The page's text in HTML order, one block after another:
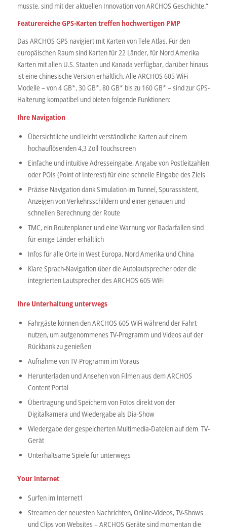
musste, sind mit der aktuellen Innovation von ARCHOS Geschichte.“
Featurereiche GPS-Karten treffen hochwertigen PMP
Das ARCHOS GPS navigiert mit Karten von Tele Atlas. Für den
europäischen Raum sind Karten für 22 Länder, für Nord Amerika
Karten mit allen U.S. Staaten und Kanada verfügbar, darüber hinaus
ist eine chinesische Version erhältlich. Alle ARCHOS 605 WiFi
Modelle – von 4 GB*, 30 GB*, 80 GB* bis zu 160 GB* – sind zur GPS-
Halterung kompatibel und bieten folgende Funktionen:
IhreNavigation
Übersichtliche und leicht verständliche Karten auf einem
hochauflösenden 4,3 Zoll Touchscreen
Einfache und intuitive Adresseingabe, Angabe von Postleitzahlen
oder POIs (Point of Interest) für eine schnelle Eingabe des Ziels
Präzise Navigation dank Simulation im Tunnel, Spurassistent,
Anzeigen von Verkehrsschildern und einer genauen und
schnellen Berechnung der Route
TMC, ein Routenplaner und eine Warnung vor Radarfallen sind
für einige Länder erhältlich
Infos für alle Orte in West Europa, Nord Amerika und China
Klare Sprach-Navigation über die Autolautsprecher oder die
integrierten Lautsprecher des ARCHOS 605 WiFi
IhreUnterhaltung unterwegs
Fahrgäste können den ARCHOS 605 WiFi während der Fahrt
nutzen, um aufgenommenes TV-Programm und Videos auf der
Rückbank zu genießen
Aufnahme von TV-Programm im Voraus
Herunterladen und Ansehen von Filmen aus dem ARCHOS
Content Portal
Übertragung und Speichern von Fotos direkt von der
Digitalkamera und Wiedergabe als Dia-Show
Wiedergabe der gespeicherten Multimedia-Dateien auf dem TV-
Gerät
Unterhaltsame Spiele für unterwegs
YourInternet
Surfen im Internet1
Streamen der neuesten Nachrichten, Online-Videos, TV-Shows
und Clips von Websites – ARCHOS Geräte sind momentan die